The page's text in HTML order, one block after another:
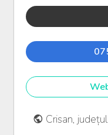
Crisan,